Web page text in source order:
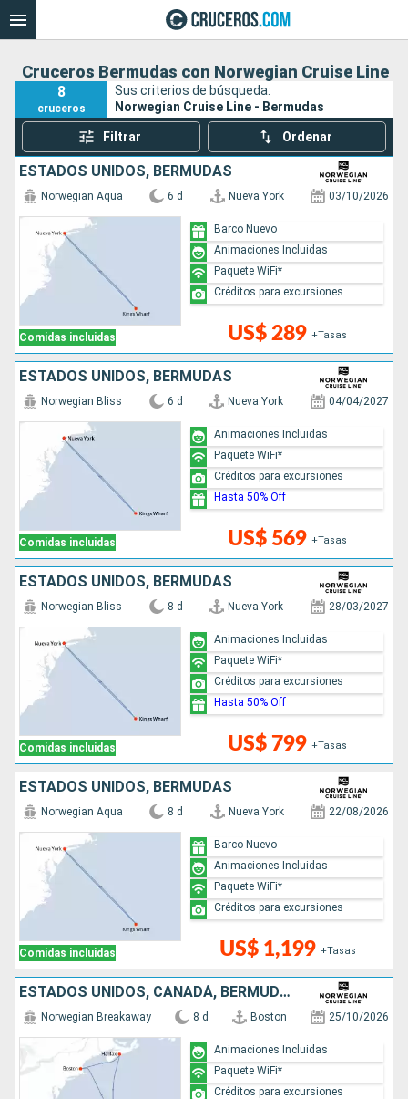
Cruceros Bermudas con Norwegian Cruise Line
8
cruceros
Sus criterios de búsqueda:
Norwegian Cruise Line - Bermudas
Filtrar Ordenar
ESTADOS UNIDOS, BERMUDAS
Comidas incluidas
Norwegian Aqua 6 d Nueva York 03/10/2026
US$ 289 +Tasas
Barco Nuevo
Animaciones Incluidas
Paquete WiFi*
Créditos para excursiones
ESTADOS UNIDOS, BERMUDAS
Comidas incluidas
Norwegian Bliss 6 d Nueva York 04/04/2027
US$ 569 +Tasas
Animaciones Incluidas
Paquete WiFi*
Créditos para excursiones
Hasta 50% Off
ESTADOS UNIDOS, BERMUDAS
Comidas incluidas
Norwegian Bliss 8 d Nueva York 28/03/2027
US$ 799 +Tasas
Animaciones Incluidas
Paquete WiFi*
Créditos para excursiones
Hasta 50% Off
ESTADOS UNIDOS, BERMUDAS
Comidas incluidas
Norwegian Aqua 8 d Nueva York 22/08/2026
US$ 1,199 +Tasas
Barco Nuevo
Animaciones Incluidas
Paquete WiFi*
Créditos para excursiones
ESTADOS UNIDOS, CANADÁ, BERMUDAS
Norwegian Breakaway 8 d Boston 25/10/2026
Animaciones Incluidas
Paquete WiFi*
Créditos para excursiones